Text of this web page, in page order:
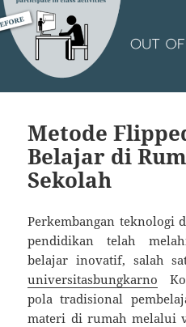
Metode
Belajar di
Sekolah
Perkembangan teknologi
pendidikan telah
belajar inovatif, salah
universitasbungkarno
pola tradisional
materi di rumah melalui